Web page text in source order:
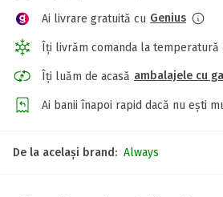
Ai livrare gratuită cu Genius
Îți livrăm comanda la temperatură
Îți luăm de acasă ambalajele cu
Ai banii înapoi rapid dacă nu ești
De la același brand: Always